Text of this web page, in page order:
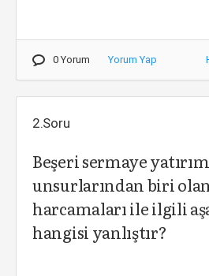
0 Yorum Yorum Yap
2.Soru
Beşeri sermaye
unsurlarından biri
harcamaları ile ilgili
hangisi yanlıştır?